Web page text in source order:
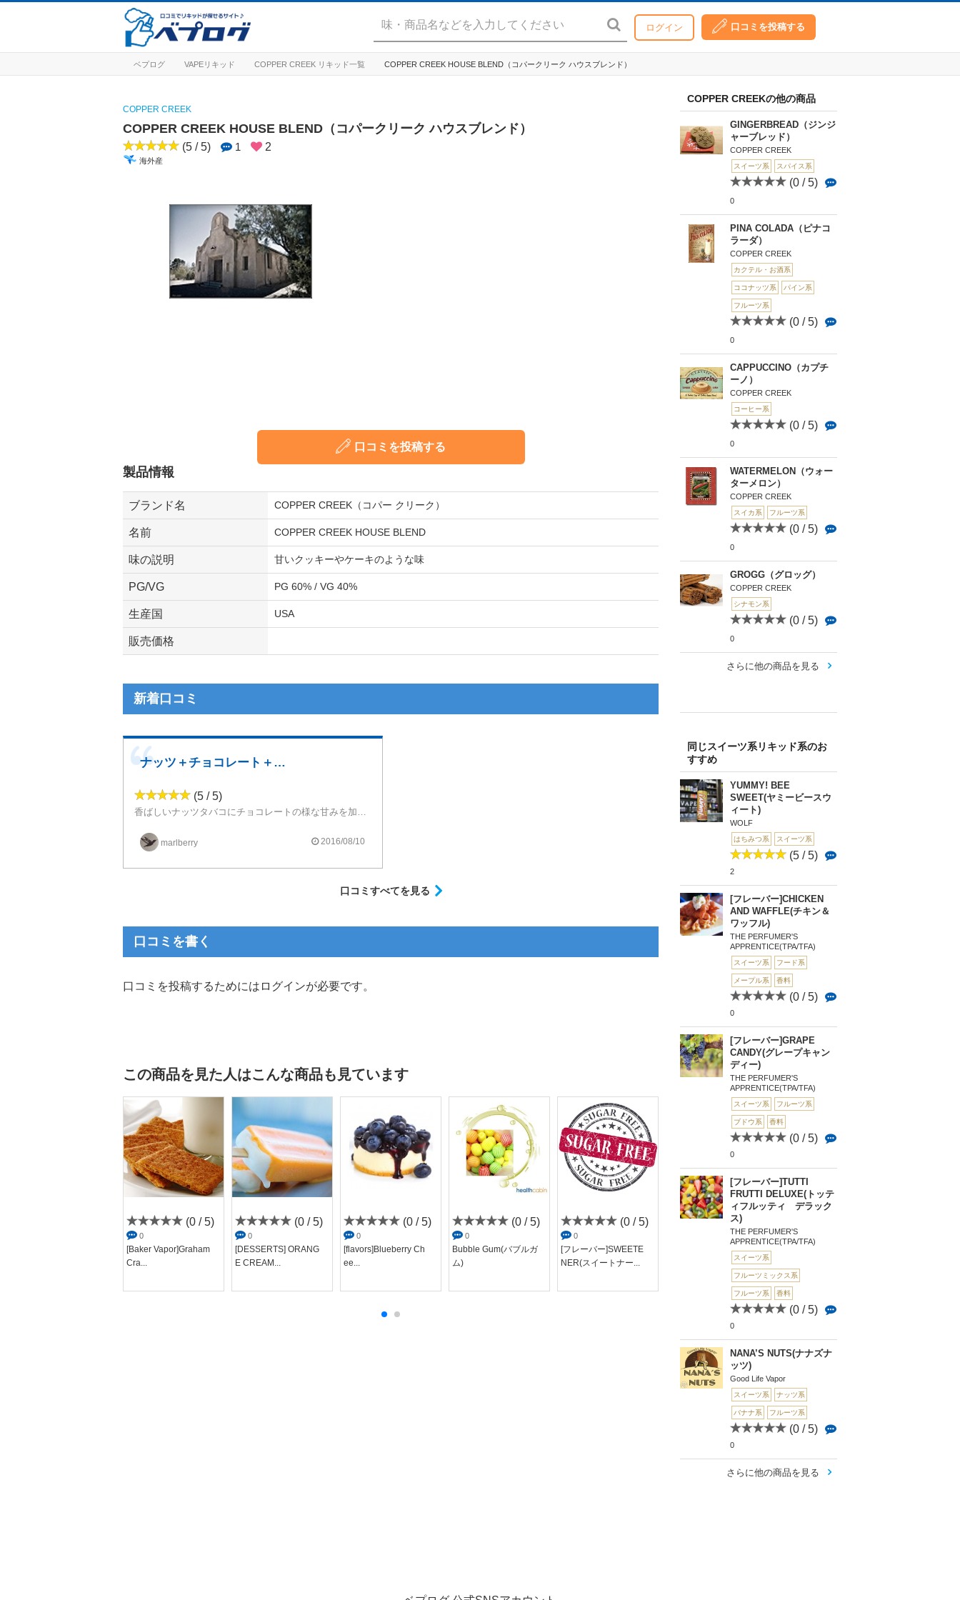
ログイン 口コミを投稿する
ベプログ VAPEリキッド COPPER CREEK リキッド一覧 COPPER CREEK HOUSE BLEND（コパークリーク ハウスブレンド）
COPPER CREEKの他の商品
GINGERBREAD（ジンジ
ャーブレッド）
COPPER CREEK
スイーツ系 スパイス系
(0 / 5)
0
PINA COLADA（ピナコ
ラーダ）
COPPER CREEK
カクテル・お酒系
ココナッツ系 パイン系
フルーツ系
(0 / 5)
0
CAPPUCCINO（カプチ
ーノ）
COPPER CREEK
コーヒー系
(0 / 5)
0
WATERMELON（ウォー
ターメロン）
COPPER CREEK
スイカ系 フルーツ系
(0 / 5)
0
GROGG（グロッグ）
COPPER CREEK
シナモン系
(0 / 5)
0
さらに他の商品を見る
同じスイーツ系リキッド系のお
すすめ
YUMMY! BEE
SWEET(ヤミービースウ
ィート)
WOLF
はちみつ系 スイーツ系
(5 / 5)
2
[フレーバー]CHICKEN
AND WAFFLE(チキン＆
ワッフル)
THE PERFUMER'S
APPRENTICE(TPA/TFA)
スイーツ系 フード系
メープル系 香料
(0 / 5)
0
[フレーバー]GRAPE
CANDY(グレープキャン
ディー)
THE PERFUMER'S
APPRENTICE(TPA/TFA)
スイーツ系 フルーツ系
ブドウ系 香料
(0 / 5)
0
[フレーバー]TUTTI
FRUTTI DELUXE(トッテ
ィフルッティ デラック
ス)
THE PERFUMER'S
APPRENTICE(TPA/TFA)
スイーツ系
フルーツミックス系
フルーツ系 香料
(0 / 5)
0
NANA’S NUTS(ナナズナ
ッツ)
Good Life Vapor
スイーツ系 ナッツ系
バナナ系 フルーツ系
(0 / 5)
0
さらに他の商品を見る
COPPER CREEK
COPPER CREEK HOUSE BLEND（コパークリーク ハウスブレンド）
(5 / 5) 1 2
海外産
口コミを投稿する
製品情報
ブランド名 COPPER CREEK（コパー クリーク）
名前 COPPER CREEK HOUSE BLEND
味の説明 甘いクッキーやケーキのような味
PG/VG PG 60% / VG 40%
生産国 USA
販売価格
新着口コミ
ナッツ＋チョコレート＋タバコ
(5 / 5)
香ばしいナッツタバコにチョコレートの様な甘みを加えた味で、ボバズとかVoodooとかVirusとかの様に不思議な味だけどなぜか美味しくていつのまにか無くなっている味シリーズの一つです。
結構前にハマっている時期があってリピートしていました。が、最近は買わなくなってしまいました…。
marlberry 2016/08/10
口コミすべてを見る
口コミを書く
口コミを投稿するためにはログインが必要です。
この商品を見た人はこんな商品も見ています
(0 / 5)
0
[Baker Vapor]Graham
Cra...
(0 / 5)
0
[DESSERTS] ORANG
E CREAM...
(0 / 5)
0
[flavors]Blueberry Ch
ee...
(0 / 5)
0
Bubble Gum(バブルガ
ム)
(0 / 5)
0
[フレーバー]SWEETE
NER(スイートナー...
(0 / 5)
Vanilla Hazelnut（バ
0
Xtreme Vapor Cotton